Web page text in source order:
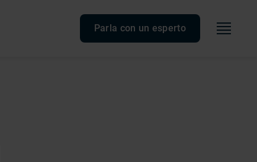
Parla con un esperto